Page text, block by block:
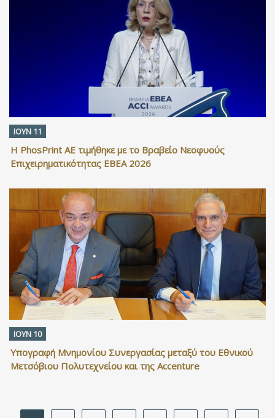
ΙΟΥΝ 11
Η PhosPrint ΑΕ τιμήθηκε με το Βραβείο Νεοφυούς
Επιχειρηματικότητας ΕΒΕΑ 2026
ΙΟΥΝ 10
Υπογραφή Μνημονίου Συνεργασίας μεταξύ του Εθνικού
Μετσόβιου Πολυτεχνείου και της Accenture